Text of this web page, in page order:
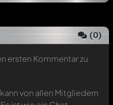
(0)
ersten Kommentar zu
von allen Mitgliedern